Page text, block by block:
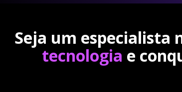
Seja um especialista
tecnologia e